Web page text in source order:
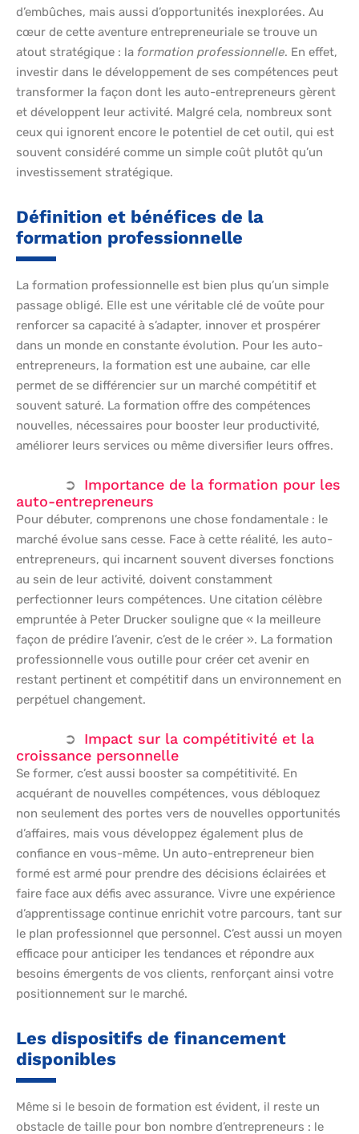
d’embûches, mais aussi d’opportunités inexplorées. Au
cœur de cette aventure entrepreneuriale se trouve un
atout stratégique : la formation professionnelle. En effet,
investir dans le développement de ses compétences peut
transformer la façon dont les auto-entrepreneurs gèrent
et développent leur activité. Malgré cela, nombreux sont
ceux qui ignorent encore le potentiel de cet outil, qui est
souvent considéré comme un simple coût plutôt qu’un
investissement stratégique.
Définition et bénéfices de la
formation professionnelle
La formation professionnelle est bien plus qu’un simple
passage obligé. Elle est une véritable clé de voûte pour
renforcer sa capacité à s’adapter, innover et prospérer
dans un monde en constante évolution. Pour les auto-
entrepreneurs, la formation est une aubaine, car elle
permet de se différencier sur un marché compétitif et
souvent saturé. La formation offre des compétences
nouvelles, nécessaires pour booster leur productivité,
améliorer leurs services ou même diversifier leurs offres.
Importance de la formation pour les
auto-entrepreneurs
Pour débuter, comprenons une chose fondamentale : le
marché évolue sans cesse. Face à cette réalité, les auto-
entrepreneurs, qui incarnent souvent diverses fonctions
au sein de leur activité, doivent constamment
perfectionner leurs compétences. Une citation célèbre
empruntée à Peter Drucker souligne que « la meilleure
façon de prédire l’avenir, c’est de le créer ». La formation
professionnelle vous outille pour créer cet avenir en
restant pertinent et compétitif dans un environnement en
perpétuel changement.
Impact sur la compétitivité et la
croissance personnelle
Se former, c’est aussi booster sa compétitivité. En
acquérant de nouvelles compétences, vous débloquez
non seulement des portes vers de nouvelles opportunités
d’affaires, mais vous développez également plus de
confiance en vous-même. Un auto-entrepreneur bien
formé est armé pour prendre des décisions éclairées et
faire face aux défis avec assurance. Vivre une expérience
d’apprentissage continue enrichit votre parcours, tant sur
le plan professionnel que personnel. C’est aussi un moyen
efficace pour anticiper les tendances et répondre aux
besoins émergents de vos clients, renforçant ainsi votre
positionnement sur le marché.
Les dispositifs de financement
disponibles
Même si le besoin de formation est évident, il reste un
obstacle de taille pour bon nombre d’entrepreneurs : le